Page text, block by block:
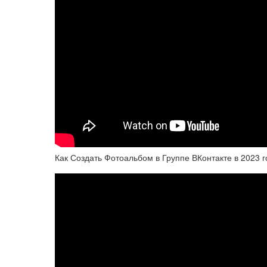
Как Создать Фотоальбом в Группе ВКонтакте в 2023